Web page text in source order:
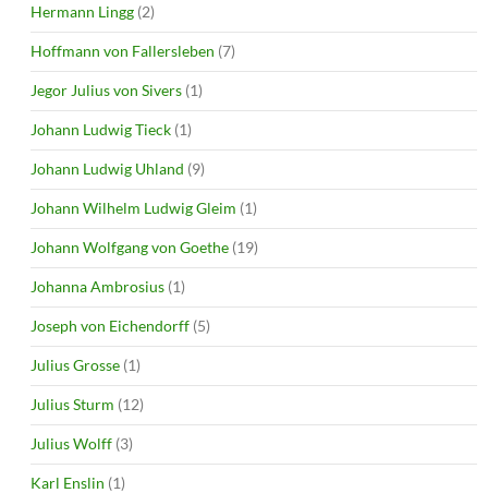
Hermann Lingg (2)
Hoffmann von Fallersleben (7)
Jegor Julius von Sivers (1)
Johann Ludwig Tieck (1)
Johann Ludwig Uhland (9)
Johann Wilhelm Ludwig Gleim (1)
Johann Wolfgang von Goethe (19)
Johanna Ambrosius (1)
Joseph von Eichendorff (5)
Julius Grosse (1)
Julius Sturm (12)
Julius Wolff (3)
Karl Enslin (1)